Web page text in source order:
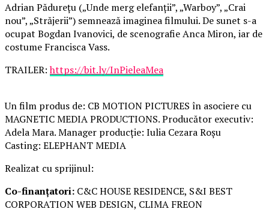
Adrian Pădurețu („Unde merg elefanții”, „Warboy”, „Crai
nou”, „Străjerii”) semnează imaginea filmului. De sunet s-a
ocupat Bogdan Ivanovici, de scenografie Anca Miron, iar de
costume Francisca Vass.
TRAILER:https://bit.ly/InPieleaMea
Un film produs de: CB MOTION PICTURES în asociere cu
MAGNETIC MEDIA PRODUCTIONS. Producător executiv:
Adela Mara. Manager producție: Iulia Cezara Roșu
Casting: ELEPHANT MEDIA
Realizat cu sprijinul:
Co-finanțatori: C&C HOUSE RESIDENCE, S&I BEST
CORPORATION WEB DESIGN, CLIMA FREON